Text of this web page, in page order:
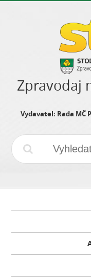
Zpravodaj
Vydavatel: Rada MČ